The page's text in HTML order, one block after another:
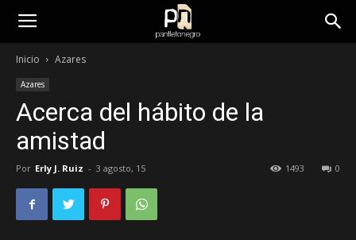
panfletonegro
Inicio Azares
Azares
Acerca del hábito de la
amistad
Por Erly J. Ruiz - 3 agosto, 15 0
1493